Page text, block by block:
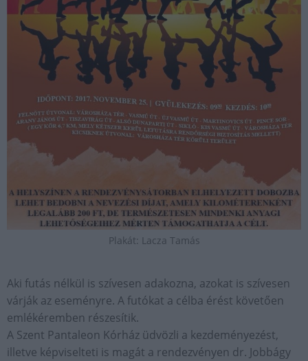
Plakát: Lacza Tamás
Aki futás nélkül is szívesen adakozna, azokat is szívesen
várják az eseményre. A futókat a célba érést követően
emlékéremben részesítik.
A Szent Pantaleon Kórház üdvözli a kezdeményezést,
illetve képviselteti is magát a rendezvényen dr. Jobbágy